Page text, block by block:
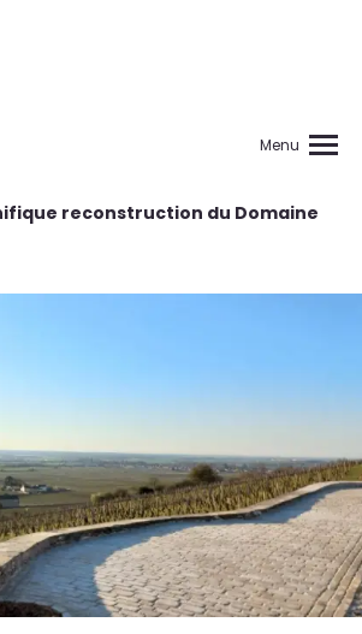
Menu
reconstruction du Domaine